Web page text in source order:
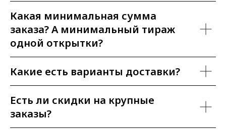
Какая минимальная сумма
заказа? А минимальный тираж
одной открытки?
Какие есть варианты доставки?
Есть ли скидки на крупные
заказы?